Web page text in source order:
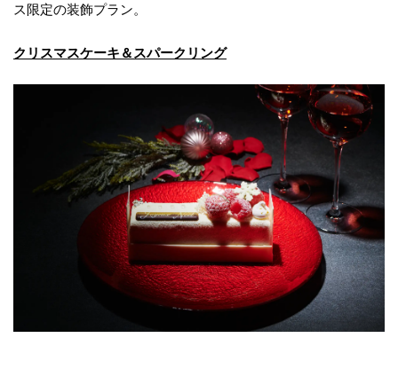
ス限定の装飾プラン。
クリスマスケーキ＆スパークリング